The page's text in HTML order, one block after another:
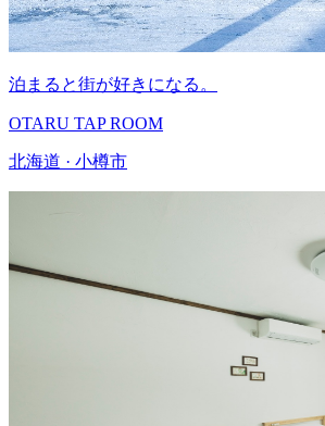
泊まると街が好きになる。
OTARU TAP ROOM
北海道 · 小樽市